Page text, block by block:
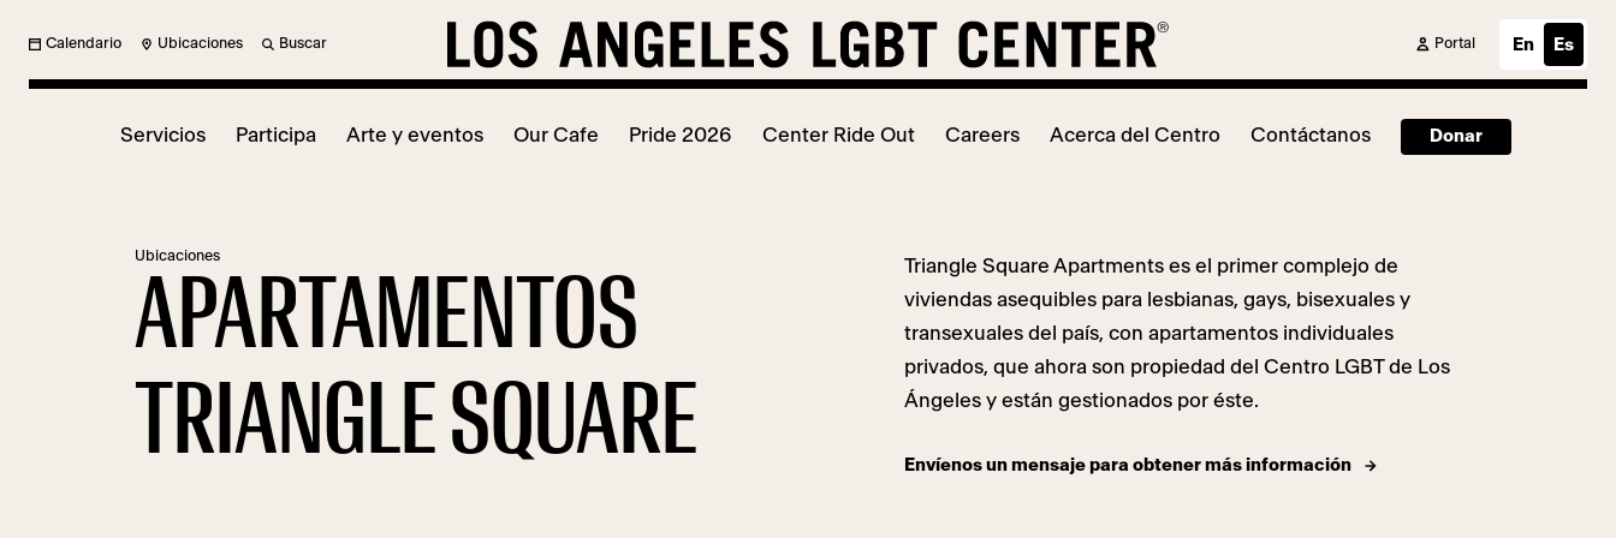
Calendario Ubicaciones Buscar Portal En Es
Servicios Participa Arte y eventos Our Cafe Pride 2026 Center Ride Out Careers Acerca del Centro Contáctanos Donar
Ubicaciones
APARTAMENTOS
TRIANGLE SQUARE
Triangle Square Apartments es el primer complejo de
viviendas asequibles para lesbianas, gays, bisexuales y
transexuales del país, con apartamentos individuales
privados, que ahora son propiedad del Centro LGBT de Los
Ángeles y están gestionados por éste.
Envíenos un mensaje para obtener más información